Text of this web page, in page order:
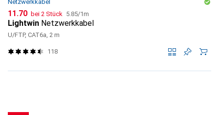
Netzwerkkabel
CHF
11.70 bei 2 Stück CHF
5.85/1m
Lightwin Netzwerkkabel
U/FTP, CAT6a, 2 m
118